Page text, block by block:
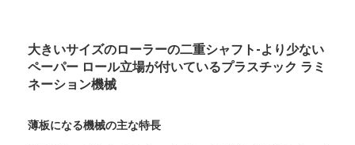
大きいサイズのローラーの二重シャフト-より少ない
ペーパー ロール立場が付いているプラスチック ラミ
ネーション機械
薄板になる機械の主な特長